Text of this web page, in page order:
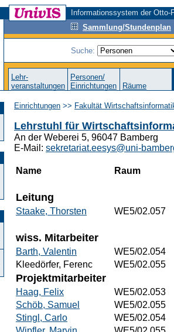
Informationssystem der
Sammlung/Stundenplan
Suche:
Lehr-
veranstaltungen
Personen/
Einrichtungen
Räume
Einrichtungen >> Fakultät
Lehrstuhl für
An der Weberei 5, 96047 Bamberg
E-Mail: sekretariat.eesys@uni-
Name Raum
Leitung
Staake, Thorsten WE5/02.057
wiss. Mitarbeiter
Barth, Valentin
WE5/02.054
Kleedörfer, Ferenc
WE5/02.055
Projektmitarbeiter
Haag, Felix
WE5/02.053
Schöb, Samuel
WE5/02.055
Stingl, Carlo
WE5/02.054